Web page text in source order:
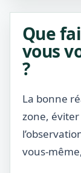
Que
vous
?
La bonne
zone,
vous-